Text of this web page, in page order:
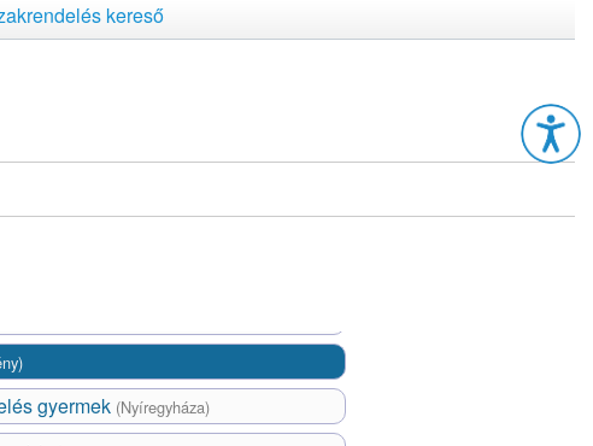
kereső
gyermek (Nyíregyháza)